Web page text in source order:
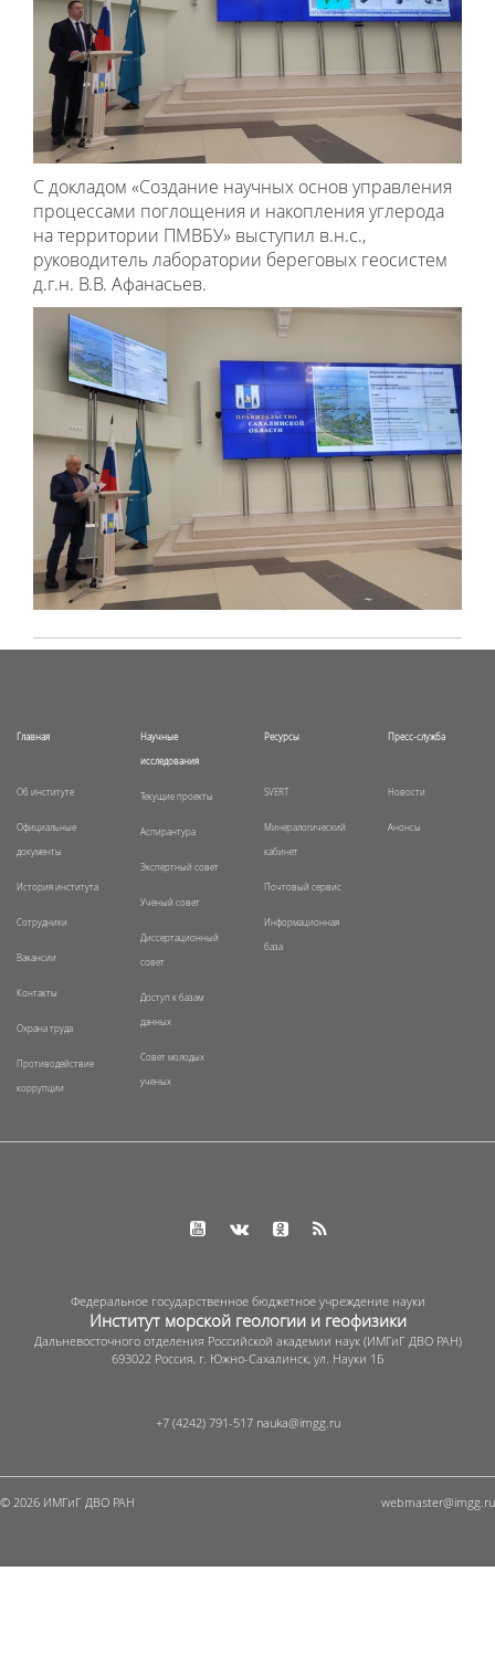
С докладом «Создание научных основ управления
процессами поглощения и накопления углерода
на территории ПМВБУ» выступил в.н.с.,
руководитель лаборатории береговых геосистем
д.г.н. В.В. Афанасьев.
Главная
Об институте
Официальные
документы
История института
Сотрудники
Вакансии
Контакты
Охрана труда
Противодействие
коррупции
Научные
исследования
Текущие проекты
Аспирантура
Экспертный совет
Ученый совет
Диссертационный
совет
Доступ к базам
данных
Совет молодых
ученых
Ресурсы
SVERT
Минералогический
кабинет
Почтовый сервис
Информационная
база
Пресс-служба
Новости
Анонсы
Федеральное государственное бюджетное учреждение науки
Институт морской геологии и геофизики
Дальневосточного отделения Российской академии наук (ИМГиГ ДВО РАН)
693022 Россия, г. Южно-Сахалинск, ул. Науки 1Б
+7 (4242) 791-517
© 2026 ИМГиГ ДВО РАН